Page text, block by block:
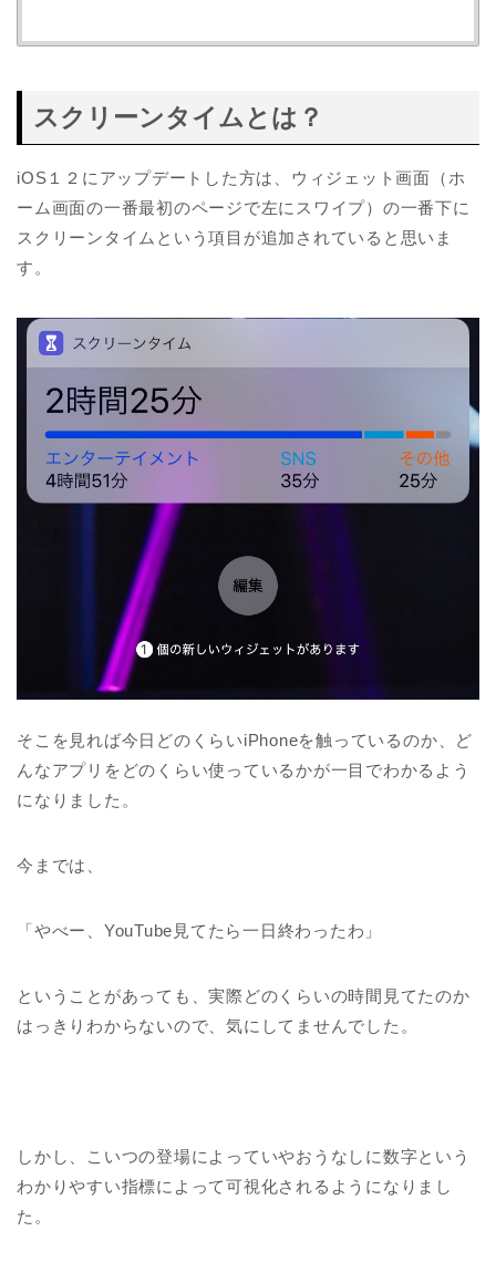
スクリーンタイムとは？
iOS１２にアップデートした方は、ウィジェット画面（ホ
ーム画面の一番最初のページで左にスワイプ）の一番下に
スクリーンタイムという項目が追加されていると思いま
す。
そこを見れば今日どのくらいiPhoneを触っているのか、ど
んなアプリをどのくらい使っているかが一目でわかるよう
になりました。
今までは、
「やべー、YouTube見てたら一日終わったわ」
ということがあっても、実際どのくらいの時間見てたのか
はっきりわからないので、気にしてませんでした。
しかし、こいつの登場によっていやおうなしに数字という
わかりやすい指標によって可視化されるようになりまし
た。